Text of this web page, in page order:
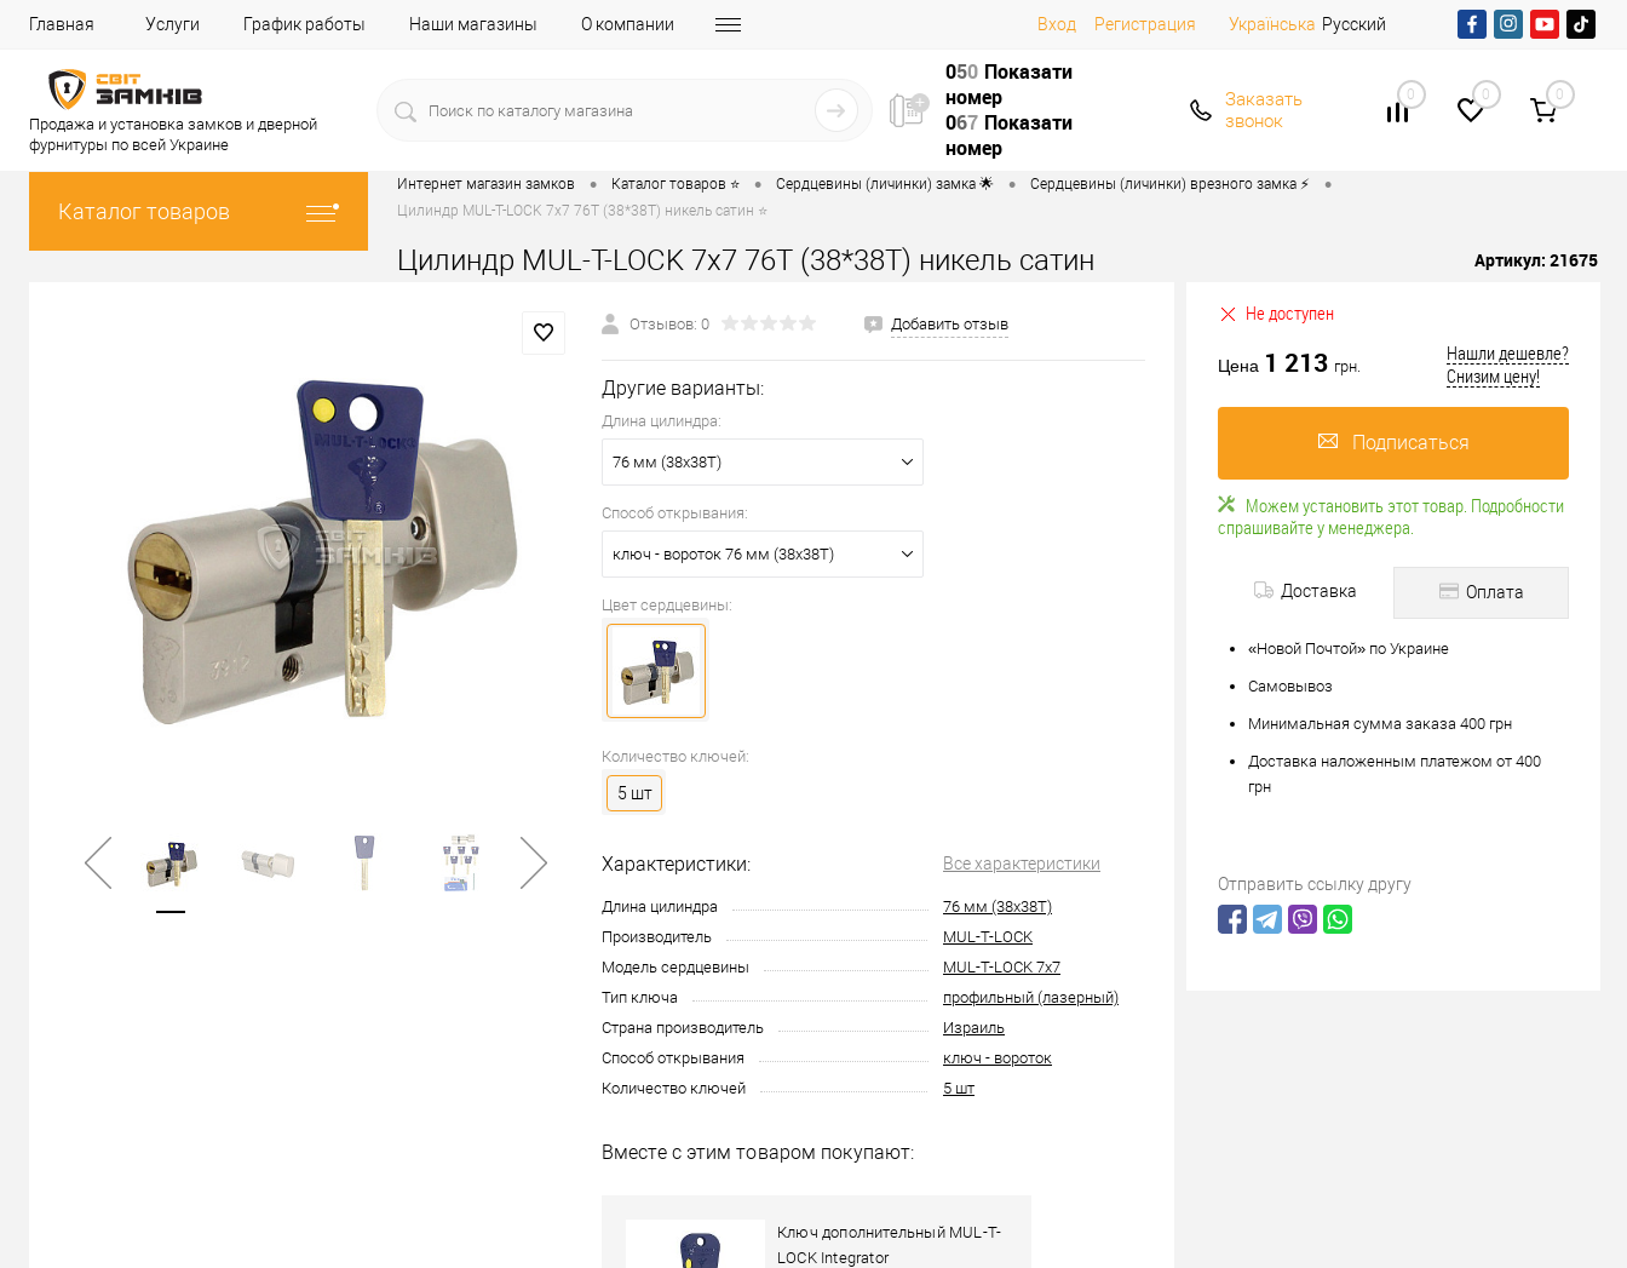
Главная Услуги График работы Наши магазины О компании Вход Регистрация Українська Русский
Продажа и установка замков и дверной
фурнитуры по всей Украине
050 Показати
номер
067 Показати
номер
Заказать
звонок
0 0 0
Каталог товаров
Интернет магазин замков • Каталог товаров ⭐ • Сердцевины (личинки) замка 🌟 • Сердцевины (личинки) врезного замка ⚡️ •
Цилиндр MUL-T-LOCK 7x7 76T (38*38T) никель сатин ⭐
Цилиндр MUL-T-LOCK 7x7 76T (38*38T) никель сатин Артикул: 21675
Отзывов: 0 Добавить отзыв
Другие варианты:
Длина цилиндра:
76 мм (38x38T)
Способ открывания:
ключ - вороток 76 мм (38x38T)
Цвет сердцевины:
Количество ключей:
5 шт
Характеристики: Все характеристики
Длина цилиндра
76 мм (38x38T)
Производитель
MUL-T-LOCK
Модель сердцевины
MUL-T-LOCK 7x7
Тип ключа
профильный (лазерный)
Страна производитель
Израиль
Способ открывания
ключ - вороток
Количество ключей
5 шт
Вместе с этим товаром покупают:
Ключ дополнительный MUL-T-
LOCK Integrator
Не доступен
Цена 1 213 грн.
Нашли дешевле?
Снизим цену!
Подписаться
Можем установить этот товар. Подробности
спрашивайте у менеджера.
Доставка Оплата
«Новой Почтой» по Украине
Самовывоз
Минимальная сумма заказа 400 грн
Доставка наложенным платежом от 400
грн
Отправить ссылку другу